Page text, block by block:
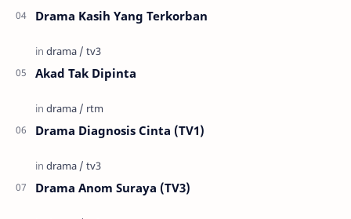
Drama Kasih Yang Terkorban
Akad Tak Dipinta
Drama Diagnosis Cinta (TV1)
Drama Anom Suraya (TV3)